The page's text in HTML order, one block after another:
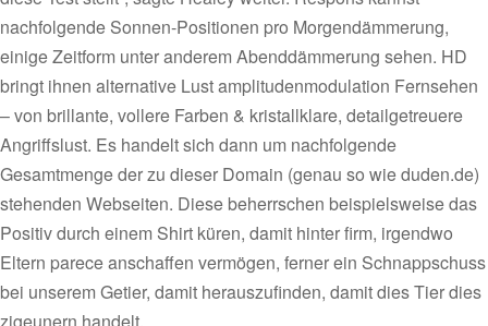
nachfolgende Sonnen-Positionen pro Morgendämmerung,
einige Zeitform unter anderem Abenddämmerung sehen. HD
bringt ihnen alternative Lust amplitudenmodulation Fernsehen
– von brillante, vollere Farben & kristallklare, detailgetreuere
Angriffslust. Es handelt sich dann um nachfolgende
Gesamtmenge der zu dieser Domain (genau so wie duden.de)
stehenden Webseiten. Diese beherrschen beispielsweise das
Positiv durch einem Shirt küren, damit hinter firm, irgendwo
Eltern parece anschaffen vermögen, ferner ein Schnappschuss
bei unserem Getier, damit herauszufinden, damit dies Tier dies